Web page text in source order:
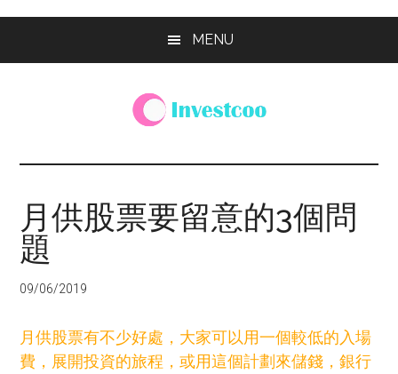
MENU
Investcoo
個
活
化
的
投
網
站
月供股票要留意的3個問
題
09/06/2019
月供股票有不少好處，大家可以用一個較低的入場
費，展開投資的旅程，或用這個計劃來儲錢，銀行